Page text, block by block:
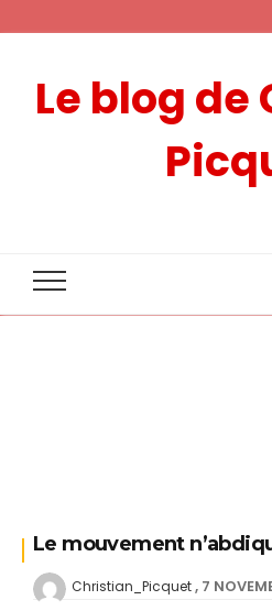
Le blog
Le mouvement
Christian_Picquet 7